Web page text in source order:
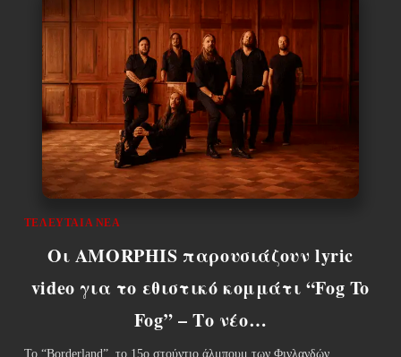
ΤΕΛΕΥΤΑΊΑ ΝΈΑ
Οι AMORPHIS παρουσιάζουν lyric
video για το εθιστικό κομμάτι “Fog To
Fog” – Το νέο…
Το “Borderland”, το 15ο στούντιο άλμπουμ των Φινλανδών